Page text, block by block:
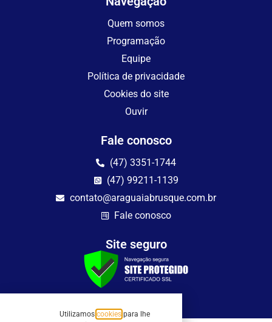
Quem somos
Programação
Equipe
Política de privacidade
Cookies do site
Ouvir
Fale conosco
(47) 3351-1744
(47) 99211-1139
contato@araguaiabrusque.com.br
Fale conosco
Site seguro
Utilizamos cookies para lhe